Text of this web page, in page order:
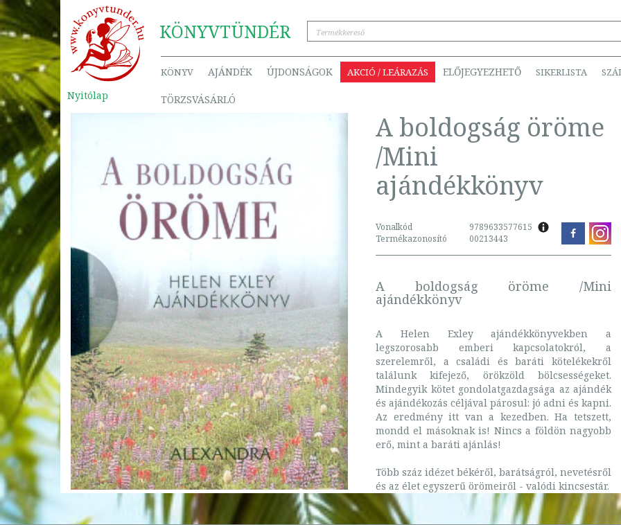
KÖNYVTÜNDÉR
KÖNYV AJÁNDÉK ÚJDONSÁGOK AKCIÓ / LEÁRAZÁS ELŐJEGYEZHETŐ SIKERLISTA
TÖRZSVÁSÁRLÓ
Nyitólap
A boldogság öröme
/Mini
ajándékkönyv
Vonalkód
9789633577615
Termékazonosító
00213443
A boldogság öröme /Mini
ajándékkönyv
A Helen Exley ajándékkönyvekben a
legszorosabb emberi kapcsolatokról, a
szerelemről, a családi és baráti kötelékekről
találunk kifejező, örökzöld bölcsességeket.
Mindegyik kötet gondolatgazdagsága az ajándék
és ajándékozás céljával párosul: jó adni és kapni.
Az eredmény itt van a kezedben. Ha tetszett,
mondd el másoknak is! Nincs a földön nagyobb
erő, mint a baráti ajánlás!
Több száz idézet békéről, barátságról, nevetésről
és az élet egyszerű örömeiről - valódi kincsestár.